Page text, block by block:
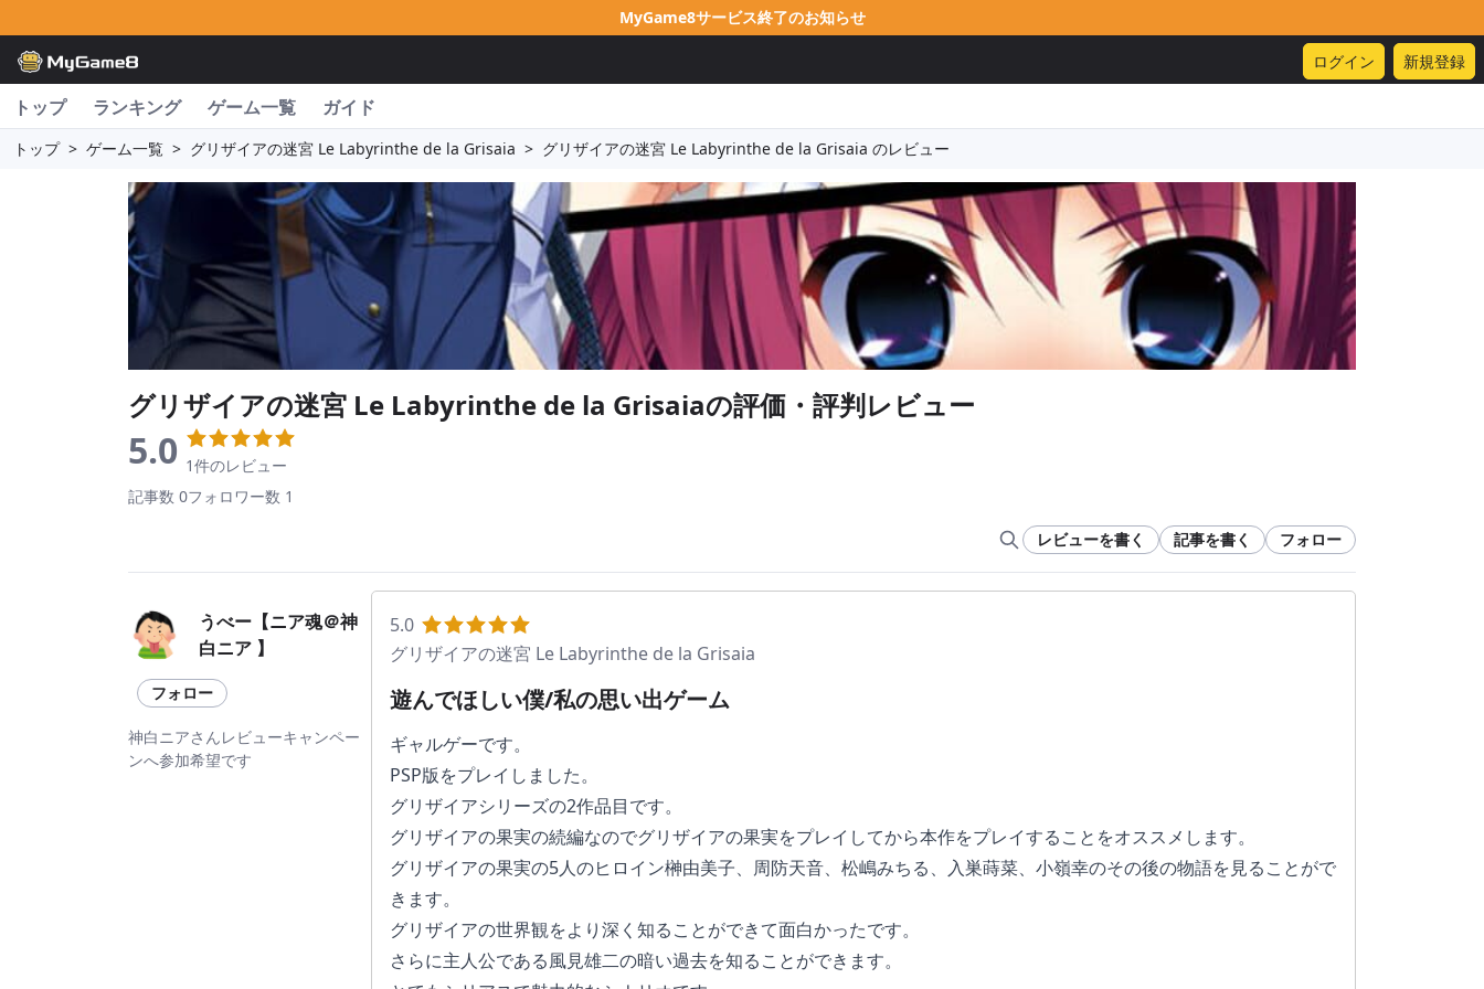
MyGame8サービス終了のお知らせ
ログイン 新規登録
トップ ランキング ゲーム一覧 ガイド
トップ > ゲーム一覧 > グリザイアの迷宮 Le Labyrinthe de la Grisaia > グリザイアの迷宮 Le Labyrinthe de la Grisaia のレビュー
グリザイアの迷宮 Le Labyrinthe de la Grisaiaの評価・評判レビュー
5.0 1件のレビュー
記事数 0フォロワー数 1
レビューを書く 記事を書く フォロー
5.0
グリザイアの迷宮 Le Labyrinthe de la Grisaia
遊んでほしい僕/私の思い出ゲーム
ギャルゲーです。
PSP版をプレイしました。
グリザイアシリーズの2作品目です。
グリザイアの果実の続編なのでグリザイアの果実をプレイしてから本作をプレイすることをオススメします。
グリザイアの果実の5人のヒロイン榊由美子、周防天音、松嶋みちる、入巣蒔菜、小嶺幸のその後の物語を見ることがで
きます。
グリザイアの世界観をより深く知ることができて面白かったです。
さらに主人公である風見雄二の暗い過去を知ることができます。
うべー【ニア魂＠神
白ニア 】
フォロー
神白ニアさんレビューキャンペー
ンへ参加希望です